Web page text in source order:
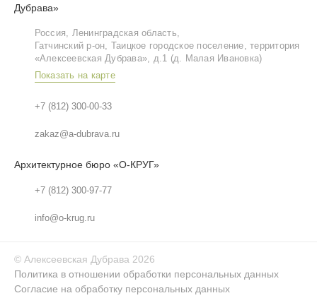
Дубрава»
Россия, Ленинградская область,
Гатчинский р‑он, Таицкое городское поселение, территория
«Алексеевская Дубрава», д.1 (д. Малая Ивановка)
Показать на карте
+7 (812) 300-00-33
zakaz@a-dubrava.ru
Архитектурное бюро «О-КРУГ»
+7 (812) 300-97-77
info@o-krug.ru
© Алексеевская Дубрава 2026
Политика в отношении обработки персональных данных
Согласие на обработку персональных данных